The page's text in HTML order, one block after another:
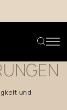
UND
und